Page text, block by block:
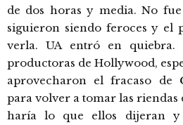
de dos horas y media. No
siguieron siendo feroces y el
verla. UA entró en quiebra.
productoras de Hollywood,
aprovecharon el fracaso de
para volver a tomar las riendas
haría lo que ellos dijeran